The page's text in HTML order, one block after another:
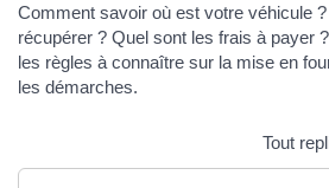
Comment savoir où est votre véhicule
récupérer ? Quel sont les frais à payer
les règles à connaître sur la mise en
les démarches.
Tout